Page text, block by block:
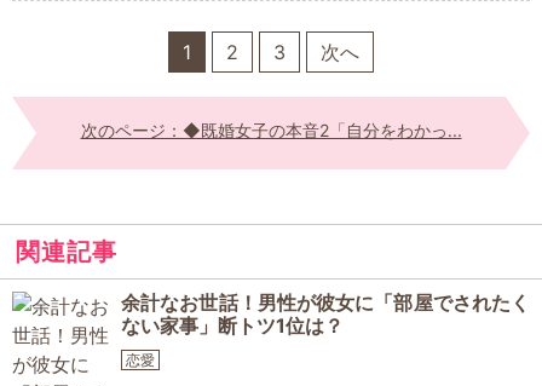
1 2 3 次へ
次のページ：◆既婚女子の本音2「自分をわかっ...
関連記事
余計なお世話！男性が彼女に「部屋でされたく
ない家事」断トツ1位は？
恋愛